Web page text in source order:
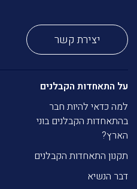
יצירת קשר
על התאחדות הקבלנים
למה כדאי להיות חבר
בהתאחדות הקבלנים בוני
הארץ?
תקנון התאחדות הקבלנים
דבר הנשיא